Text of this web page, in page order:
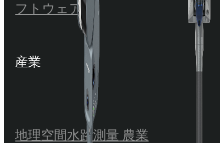
フトウェア
産業
地理空間水路測量 農業